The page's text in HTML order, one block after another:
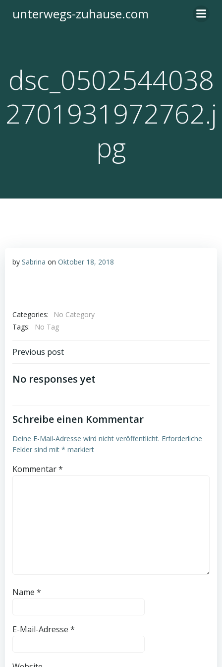
Inhalt
unterwegs-zuhause.com
dsc_0502544038
2701931972762.j
pg
by Sabrina on Oktober 18, 2018
Categories:
No Category
Tags:
No Tag
Post
navigation
Previous post
No responses yet
Schreibe einen Kommentar
Deine E-Mail-Adresse wird nicht veröffentlicht. Erforderliche
Felder sind mit * markiert
Kommentar*
Name *
E-Mail-Adresse *